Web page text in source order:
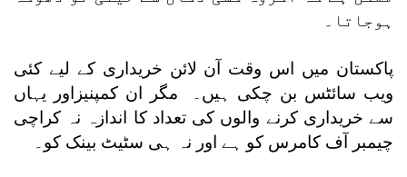
ہوجاتا۔
پاکستان میں اس وقت آن لائن خریداری کے لیے کئی
ویب سائٹس بن چکی ہیں۔ مگر ان کمپنیزاور یہاں
سے خریداری کرنے والوں کی تعداد کا اندازہ نہ کراچی
چیمبر آف کامرس کو ہے اور نہ ہی سٹیٹ بینک کو۔